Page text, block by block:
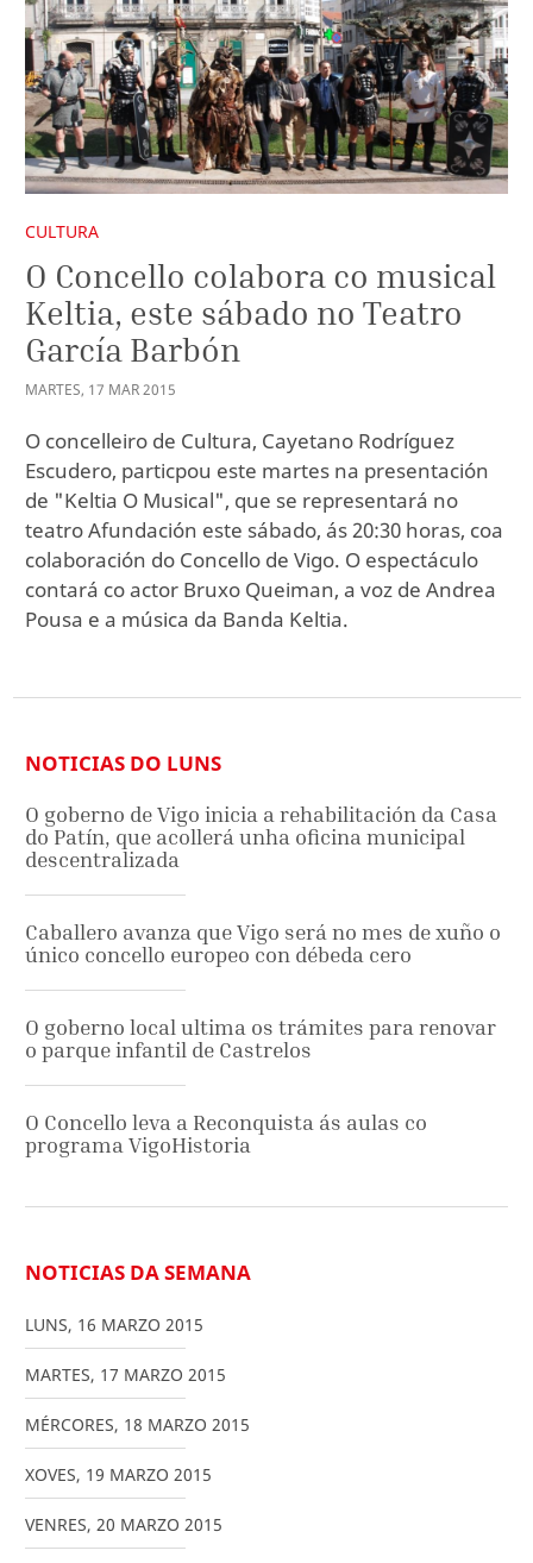
CULTURA
O Concello colabora co musical
Keltia, este sábado no Teatro
García Barbón
MARTES, 17 MAR2015
O concelleiro de Cultura, Cayetano Rodríguez
Escudero, particpou este martes na presentación
de "Keltia O Musical", que se representará no
teatro Afundación este sábado, ás 20:30 horas, coa
colaboración do Concello de Vigo. O espectáculo
contará co actor Bruxo Queiman, a voz de Andrea
Pousa e a música da Banda Keltia.
NOTICIAS DO LUNS
O goberno de Vigo inicia a rehabilitación da Casa
do Patín, que acollerá unha oficina municipal
descentralizada
Caballero avanza que Vigo será no mes de xuño o
único concello europeo con débeda cero
O goberno local ultima os trámites para renovar
o parque infantil de Castrelos
O Concello leva a Reconquista ás aulas co
programa VigoHistoria
NOTICIAS DA SEMANA
LUNS, 16 MARZO 2015
MARTES, 17 MARZO 2015
MÉRCORES, 18 MARZO 2015
XOVES, 19 MARZO 2015
VENRES, 20 MARZO 2015